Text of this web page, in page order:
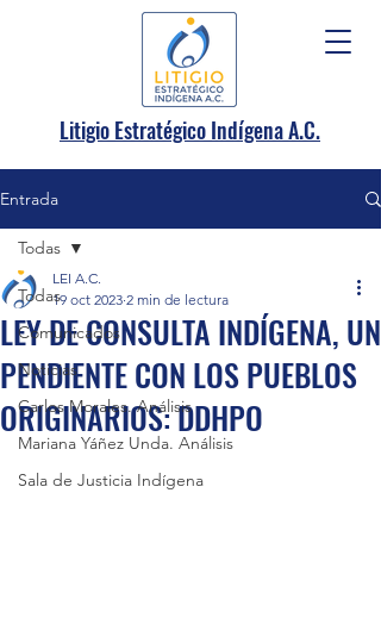
Litigio Estratégico Indígena A.C.
Entrada
Todas
Comunicados
Noticias
Carlos Morales. Análisis
Mariana Yáñez Unda. Análisis
Sala de Justicia Indígena
Todas
LEY DE CONSULTA INDÍGENA, UN
PENDIENTE CON LOS PUEBLOS
ORIGINARIOS: DDHPO
LEI A.C.
19 oct 2023 2 min de lectura